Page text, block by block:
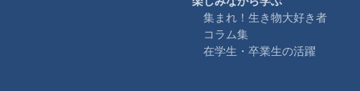
集まれ！生き物大好き者
コラム集
在学生・卒業生の活躍